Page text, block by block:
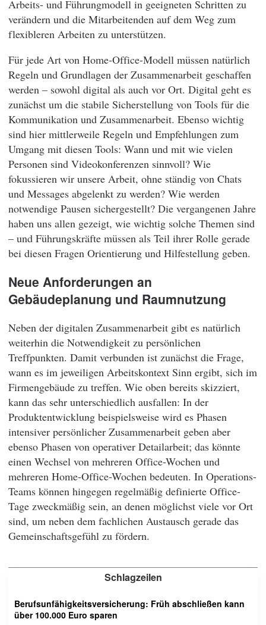
Arbeits- und Führungmodell in geeigneten Schritten zu
verändern und die Mitarbeitenden auf dem Weg zum
flexibleren Arbeiten zu unterstützen.
Für jede Art von Home-Office-Modell müssen natürlich
Regeln und Grundlagen der Zusammenarbeit geschaffen
werden – sowohl digital als auch vor Ort. Digital geht es
zunächst um die stabile Sicherstellung von Tools für die
Kommunikation und Zusammenarbeit. Ebenso wichtig
sind hier mittlerweile Regeln und Empfehlungen zum
Umgang mit diesen Tools: Wann und mit wie vielen
Personen sind Videokonferenzen sinnvoll? Wie
fokussieren wir unsere Arbeit, ohne ständig von Chats
und Messages abgelenkt zu werden? Wie werden
notwendige Pausen sichergestellt? Die vergangenen Jahre
haben uns allen gezeigt, wie wichtig solche Themen sind
– und Führungskräfte müssen als Teil ihrer Rolle gerade
bei diesen Fragen Orientierung und Hilfestellung geben.
Neue Anforderungen an
Gebäudeplanung und Raumnutzung
Neben der digitalen Zusammenarbeit gibt es natürlich
weiterhin die Notwendigkeit zu persönlichen
Treffpunkten. Damit verbunden ist zunächst die Frage,
wann es im jeweiligen Arbeitskontext Sinn ergibt, sich im
Firmengebäude zu treffen. Wie oben bereits skizziert,
kann das sehr unterschiedlich ausfallen: In der
Produktentwicklung beispielsweise wird es Phasen
intensiver persönlicher Zusammenarbeit geben aber
ebenso Phasen von operativer Detailarbeit; das könnte
einen Wechsel von mehreren Office-Wochen und
mehreren Home-Office-Wochen bedeuten. In Operations-
Teams können hingegen regelmäßig definierte Office-
Tage zweckmäßig sein, an denen möglichst viele vor Ort
sind, um neben dem fachlichen Austausch gerade das
Gemeinschaftsgefühl zu fördern.
Schlagzeilen
Berufsunfähigkeitsversicherung: Früh abschließen kann
über 100.000 Euro sparen